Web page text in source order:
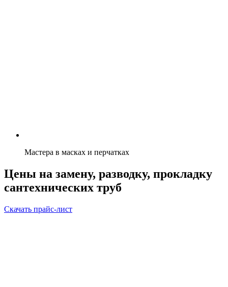
Мастера в масках и перчатках
Цены на замену, разводку, прокладку
сантехнических труб
Скачать прайс-лист